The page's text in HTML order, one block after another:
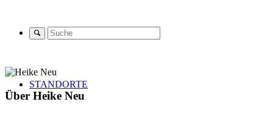
STANDORTE
Über Heike Neu